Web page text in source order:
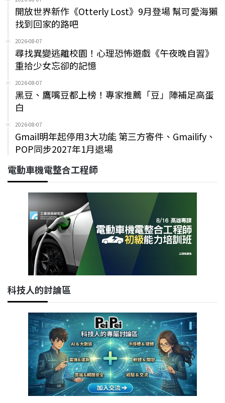
開放世界新作《Otterly Lost》9月登場 幫可愛海獺
找到回家的路吧
2026-08-07
尋找異變逃離校園！心理恐怖遊戲《午夜晚自習》
重拾少女忘卻的記憶
2026-08-07
黑豆、鷹嘴豆都上榜！專家推薦「豆」陣補足高蛋
白
2026-08-07
Gmail明年起停用3大功能 第三方寄件、Gmailify、
POP同步2027年1月退場
電動車機電整合工程師
科技人的討論區